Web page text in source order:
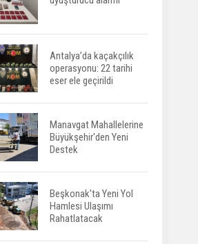
Antalya’da kaçakçılık
operasyonu: 22 tarihi
eser ele geçirildi
Manavgat Mahallelerine
Büyükşehir'den Yeni
Destek
Beşkonak'ta Yeni Yol
Hamlesi Ulaşımı
Rahatlatacak